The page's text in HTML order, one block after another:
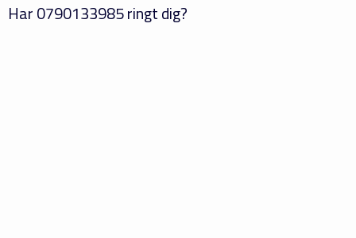
Har0790133985ringt dig?